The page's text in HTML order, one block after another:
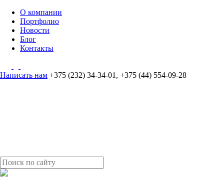
О компании
Портфолио
Новости
Блог
Контакты
Написать нам +375 (232) 34-34-01 , +375 (44) 554-09-28